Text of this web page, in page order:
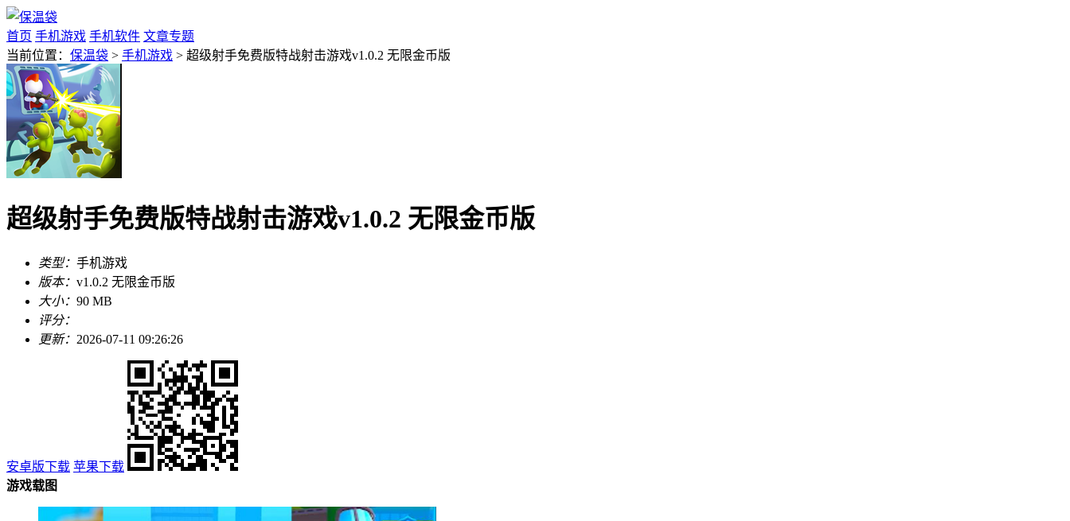
首页 手机游戏 手机软件 文章专题
当前位置： 保温袋 > 手机游戏 > 超级射手免费版特战射击游戏v1.0.2 无限金币版
超级射手免费版特战射击游戏v1.0.2 无限金币版
类型： 手机游戏
版本： v1.0.2 无限金币版
大小： 90 MB
评分：
更新： 2026-07-11 09:26:26
安卓版下载 苹果下载
游戏载图